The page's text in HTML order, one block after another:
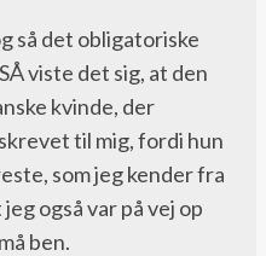
så det obligatoriske
viste det sig, at den
kvinde, der
til mig, fordi hun
som jeg kender fra
også var på vej op
ben.